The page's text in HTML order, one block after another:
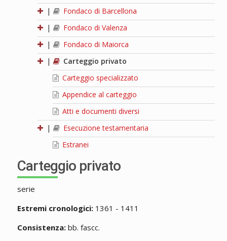
|
Fondaco di Barcellona
|
Fondaco di Valenza
|
Fondaco di Maiorca
|
Carteggio privato
Carteggio specializzato
Appendice al carteggio
Atti e documenti diversi
|
Esecuzione testamentaria
Estranei
Carteggio privato
serie
Estremi cronologici:1361 - 1411
Consistenza:bb. fascc.